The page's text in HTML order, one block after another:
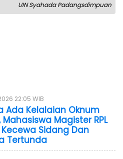
UIN Syahada Padangsdimpuan
22:05 WIB
Ada Kelalaian Oknum
Mahasiswa Magister RPL
Kecewa Sidang Dan
Tertunda